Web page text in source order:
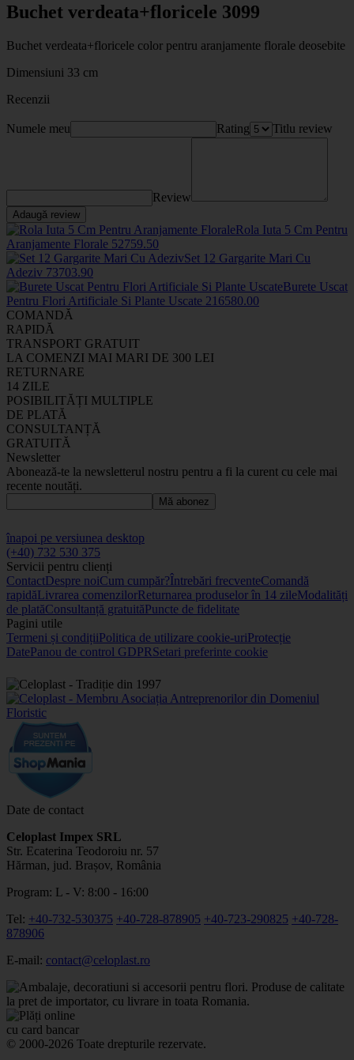
Buchet verdeata+floricele 3099
Buchet verdeata+floricele color pentru aranjamente florale deosebite
Dimensiuni 33 cm
Recenzii
Numele meu Rating Titlu review
Review
Adaugă review
Rola Iuta 5 Cm Pentru
Aranjamente Florale 52759.50
Set 12 Gargarite Mari Cu
Adeziv 73703.90
Burete Uscat
Pentru Flori Artificiale Si Plante Uscate 216580.00
COMANDĂ
RAPIDĂ
TRANSPORT GRATUIT
LA COMENZI MAI MARI DE 300 LEI
RETURNARE
14 ZILE
POSIBILITĂȚI MULTIPLE
DE PLATĂ
CONSULTANȚĂ
GRATUITĂ
Newsletter
Abonează-te la newsletterul nostru pentru a fi la curent cu cele mai
recente noutăți.
Mă abonez
înapoi pe versiunea desktop
(+40) 732 530 375
Servicii pentru clienți
ContactDespre noiCum cumpăr?Întrebări frecventeComandă
rapidăLivrarea comenzilorReturnarea produselor în 14 zileModalități
de platăConsultanță gratuităPuncte de fidelitate
Pagini utile
Termeni și condițiiPolitica de utilizare cookie-uriProtecție
DatePanou de control GDPRSetari preferinte cookie
Date de contact
Celoplast Impex SRL
Str. Ecaterina Teodoroiu nr. 57
Hărman, jud. Brașov, România
Program: L - V: 8:00 - 16:00
Tel: +40-732-530375 +40-728-878905 +40-723-290825 +40-728-
878906
E-mail: contact@celoplast.ro
© 2000-2026 Toate drepturile rezervate.